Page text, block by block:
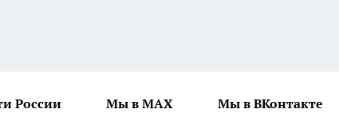
России Мы в MAX Мы в ВКонтакте